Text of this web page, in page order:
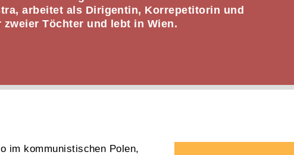
arbeitet als Dirigentin, Korrepetitorin und
Töchter und lebt in Wien.
im kommunistischen Polen,